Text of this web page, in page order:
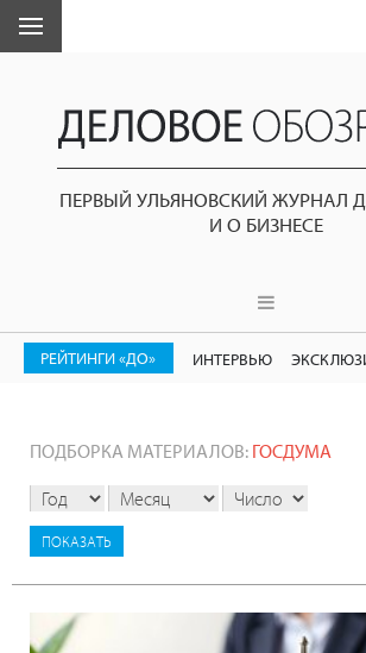
ПЕРВЫЙ УЛЬЯНОВСКИЙ ЖУРНАЛ
И О БИЗНЕСЕ
РЕЙТИНГИ «ДО» ИНТЕРВЬЮ
ПОДБОРКА МАТЕРИАЛОВ: ГОСДУМА